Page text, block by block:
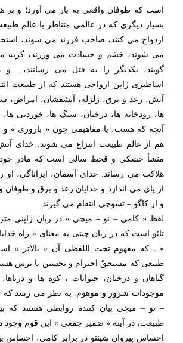
است که طوفان واقعی به بار می آورد؛ و بر
بسیار دیگری که در عالمی متناظر با عالم
ازدواج می کنند، صاحب فرزند می شوند،
می شوند، خشم و حسادت می ورزند، گریه
گویند، یکدیگر را به قتل می رسانند،... و
اساطیری ژاپن ارواحی هستند که از طبیعت
آتش، رعد و برق، زلزله، آتشفشان، امراض،
ها، رودخانه ها، درختان، سنگ ها، خوردنی
آنچه که هست، یا مفاهیمی چون « باروری » و
هم از عالم طبیعت انتزاع می شوند. خدای
منشأ خشکی و قحط سالی است که مادر خود
هلاکت می رساند. خدای آسمان، ایزاناگی، او
از پای می اندازد و خدایان رعد و برق و طوفان و
و از کاگو – تسوچی انتقام می گیرند.
لفظ « کامی – نو – میچی » در زبان ژاپنی
تائو است که در زبان چینی به معنای « راه
» ـ که مفهوم تحت اللفظی آن « بالاتر »
طبیعی که مستحقّ احترام و تحسین یا ترس
گیاهان و درختان، حیوانات ، کوه ها و
موجودات شرور و موهوم. به نظر می رسد که
– نو – میچی بیان کننده روابطی هستند که
طبیعت، در آینه « ضمیر جمعی » این قوم وجود
احساس پیروان شینتو در برابر کامی،